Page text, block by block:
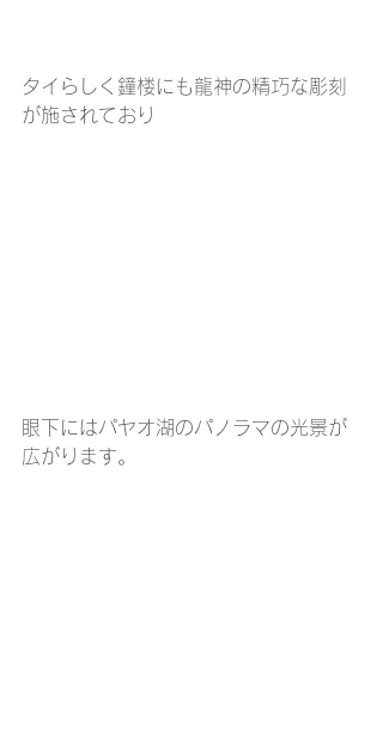
タイらしく鐘楼にも龍神の精巧な彫刻
が施されており
眼下にはパヤオ湖のパノラマの光景が
広がります。